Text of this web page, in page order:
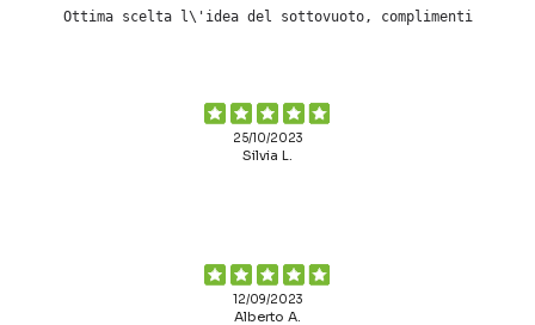
Ottima scelta l\'idea del sottovuoto, complimenti
25/10/2023
Silvia L.
12/09/2023
Alberto A.